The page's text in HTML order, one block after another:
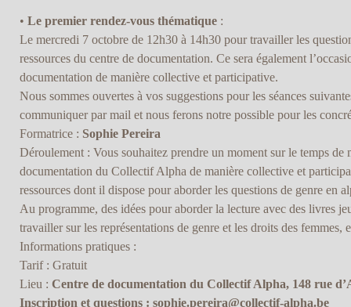
• Le premier rendez-vous thématique:
Le mercredi 7 octobre de 12h30 à 14h30 pour travailler les
ressources du centre de documentation. Ce sera également
documentation de manière collective et participative.
Nous sommes ouvertes à vos suggestions pour les séances
communiquer par mail et nous ferons notre possible pour les
Formatrice : Sophie Pereira
Déroulement : Vous souhaitez prendre un moment sur le temps
documentation du Collectif Alpha de manière collective et
ressources dont il dispose pour aborder les questions de genre en
Au programme, des idées pour aborder la lecture avec des livres
travailler sur les représentations de genre et les droits des femmes,
Informations pratiques :
Tarif : Gratuit
Lieu : Centre de documentation du Collectif Alpha, 148 rue
Inscription et questions : sophie.pereira@collectif-alpha.be